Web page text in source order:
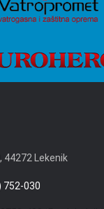
44272 Lekenik
752-030